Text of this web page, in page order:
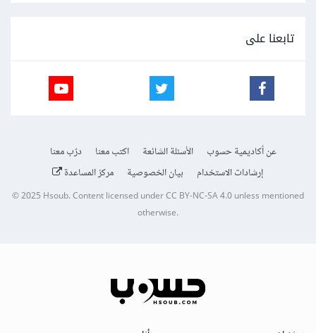
تابعنا على
عن أكاديمية حسوب الأسئلة الشائعة اكتب معنا
درّب معنا
إرشادات الاستخدام
بيان الخصوصية مركز المساعدة
© 2025Hsoub.Content licensed underCC BY-NC-SA 4.0unless mentioned
otherwise.